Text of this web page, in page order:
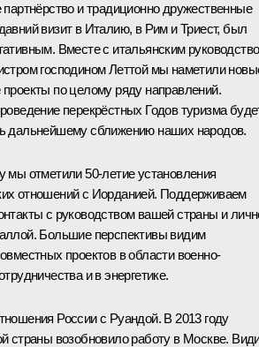
партнёрство и традиционно дружественные
визит в Италию, в Рим и Триест, был
Вместе с итальянским
господином Леттой мы наметили
проекты по целому ряду направлений.
перекрёстных Годов туризма
дальнейшему сближению наших народов.
мы отметили 50-летие установления
отношений с Иорданией. Поддерживаем
с руководством вашей страны и
Большие перспективы видим
проектов в области военно-
и в энергетике.
России с Руандой. В 2013 году
страны возобновило работу в Москве.